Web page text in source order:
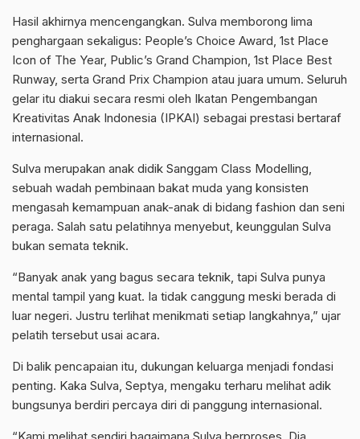
Hasil akhirnya mencengangkan. Sulva memborong lima
penghargaan sekaligus: People’s Choice Award, 1st Place
Icon of The Year, Public’s Grand Champion, 1st Place Best
Runway, serta Grand Prix Champion atau juara umum. Seluruh
gelar itu diakui secara resmi oleh Ikatan Pengembangan
Kreativitas Anak Indonesia (IPKAI) sebagai prestasi bertaraf
internasional.
Sulva merupakan anak didik Sanggam Class Modelling,
sebuah wadah pembinaan bakat muda yang konsisten
mengasah kemampuan anak-anak di bidang fashion dan seni
peraga. Salah satu pelatihnya menyebut, keunggulan Sulva
bukan semata teknik.
“Banyak anak yang bagus secara teknik, tapi Sulva punya
mental tampil yang kuat. Ia tidak canggung meski berada di
luar negeri. Justru terlihat menikmati setiap langkahnya,” ujar
pelatih tersebut usai acara.
Di balik pencapaian itu, dukungan keluarga menjadi fondasi
penting. Kaka Sulva, Septya, mengaku terharu melihat adik
bungsunya berdiri percaya diri di panggung internasional.